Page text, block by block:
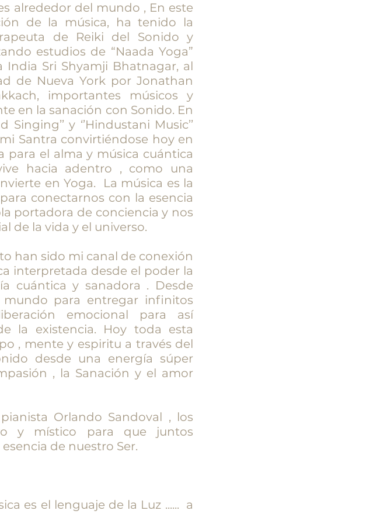
alrededor del mundo , En este
de la música, ha tenido la
de Reiki del Sonido y
estudios de “Naada Yoga”
Sri Shyamji Bhatnagar, al
de Nueva York por Jonathan
importantes músicos y
en la sanación con Sonido. En
y ‘’Hindustani Music’’
Santra convirtiéndose hoy en
para el alma y música cuántica
hacia adentro , como una
en Yoga. La música es la
conectarnos con la esencia
portadora de conciencia y nos
de la vida y el universo.
han sido mi canal de conexión
interpretada desde el poder la
cuántica y sanadora . Desde
para entregar infinitos
emocional para así
la existencia. Hoy toda esta
, mente y espiritu a través del
desde una energía súper
, la Sanación y el amor
Orlando Sandoval , los
y místico para que juntos
de nuestro Ser.
es el lenguaje de la Luz ...... a